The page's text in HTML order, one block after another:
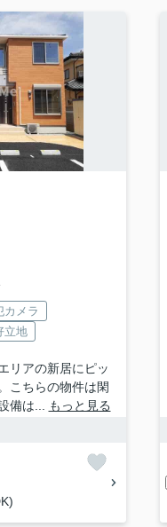
カメラ
立地
リアの新居にピッ
こちらの物件は閑
備は...
もっと見る